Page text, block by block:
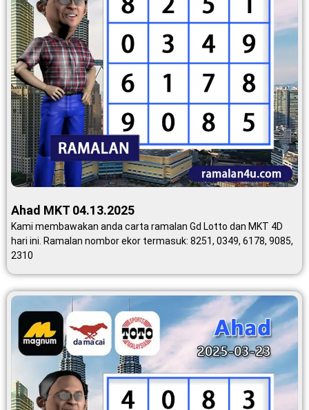
Ahad MKT 04.13.2025
Kami membawakan anda carta ramalan Gd Lotto dan MKT 4D
hari ini. Ramalan nombor ekor termasuk: 8251, 0349, 6178, 9085,
2310